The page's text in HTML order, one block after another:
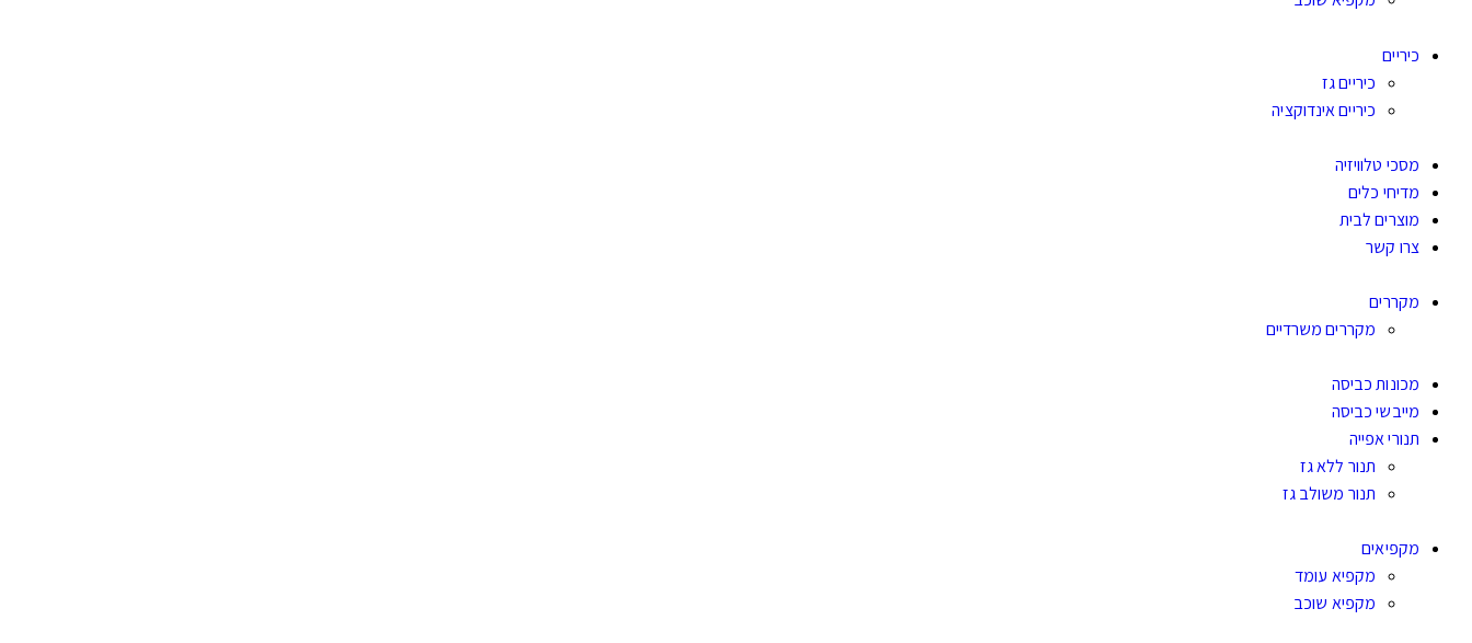
כיריים
כיריים גז
כיריים אינדוקציה
מסכי טלוויזיה
מדיחי כלים
מוצרים לבית
צרו קשר
מקררים
מקררים משרדיים
מכונות כביסה
מייבשי כביסה
תנורי אפייה
תנור ללא גז
תנור משולב גז
מקפיאים
מקפיא עומד
מקפיא שוכב